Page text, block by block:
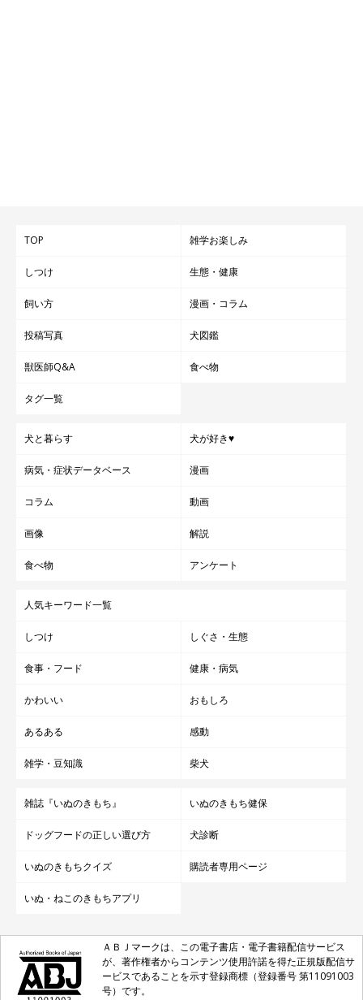
TOP 雑学お楽しみ
しつけ 生態・健康
飼い方 漫画・コラム
投稿写真 犬図鑑
獣医師Q&A 食べ物
タグ一覧
犬と暮らす 犬が好き♥
病気・症状データベース 漫画
コラム 動画
画像 解説
食べ物 アンケート
人気キーワード一覧
しつけ しぐさ・生態
食事・フード 健康・病気
かわいい おもしろ
あるある 感動
雑学・豆知識 柴犬
雑誌『いぬのきもち』 いぬのきもち健保
ドッグフードの正しい選び方 犬診断
いぬのきもちクイズ 購読者専用ページ
いぬ・ねこのきもちアプリ
ＡＢＪマークは、この電子書店・電子書籍配信サービス
が、著作権者からコンテンツ使用許諾を得た正規版配信サ
ービスであることを示す登録商標（登録番号 第11091003
号）です。